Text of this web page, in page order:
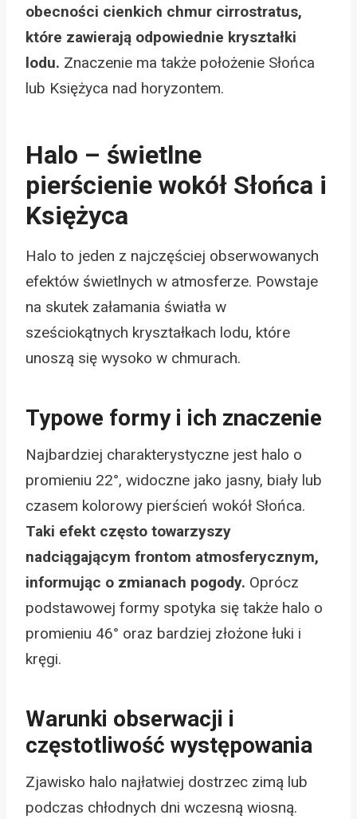
obecności cienkich chmur cirrostratus,
które zawierają odpowiednie kryształki
lodu. Znaczenie ma także położenie Słońca
lub Księżyca nad horyzontem.
Halo – świetlne
pierścienie wokół Słońca i
Księżyca
Halo to jeden z najczęściej obserwowanych
efektów świetlnych w atmosferze. Powstaje
na skutek załamania światła w
sześciokątnych kryształkach lodu, które
unoszą się wysoko w chmurach.
Typowe formy i ich znaczenie
Najbardziej charakterystyczne jest halo o
promieniu 22°, widoczne jako jasny, biały lub
czasem kolorowy pierścień wokół Słońca.
Taki efekt często towarzyszy
nadciągającym frontom atmosferycznym,
informując o zmianach pogody. Oprócz
podstawowej formy spotyka się także halo o
promieniu 46° oraz bardziej złożone łuki i
kręgi.
Warunki obserwacji i
częstotliwość występowania
Zjawisko halo najłatwiej dostrzec zimą lub
podczas chłodnych dni wczesną wiosną.